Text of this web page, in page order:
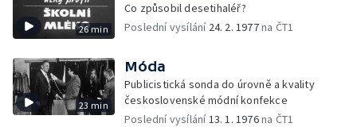
26 min
Co způsobil desetihaléř?
Poslední vysílání 24. 2. 1977na ČT1
23 min
Móda
Publicistická sonda do úrovně a kvality
československé módní konfekce
Poslední vysílání13. 1. 1976na ČT1